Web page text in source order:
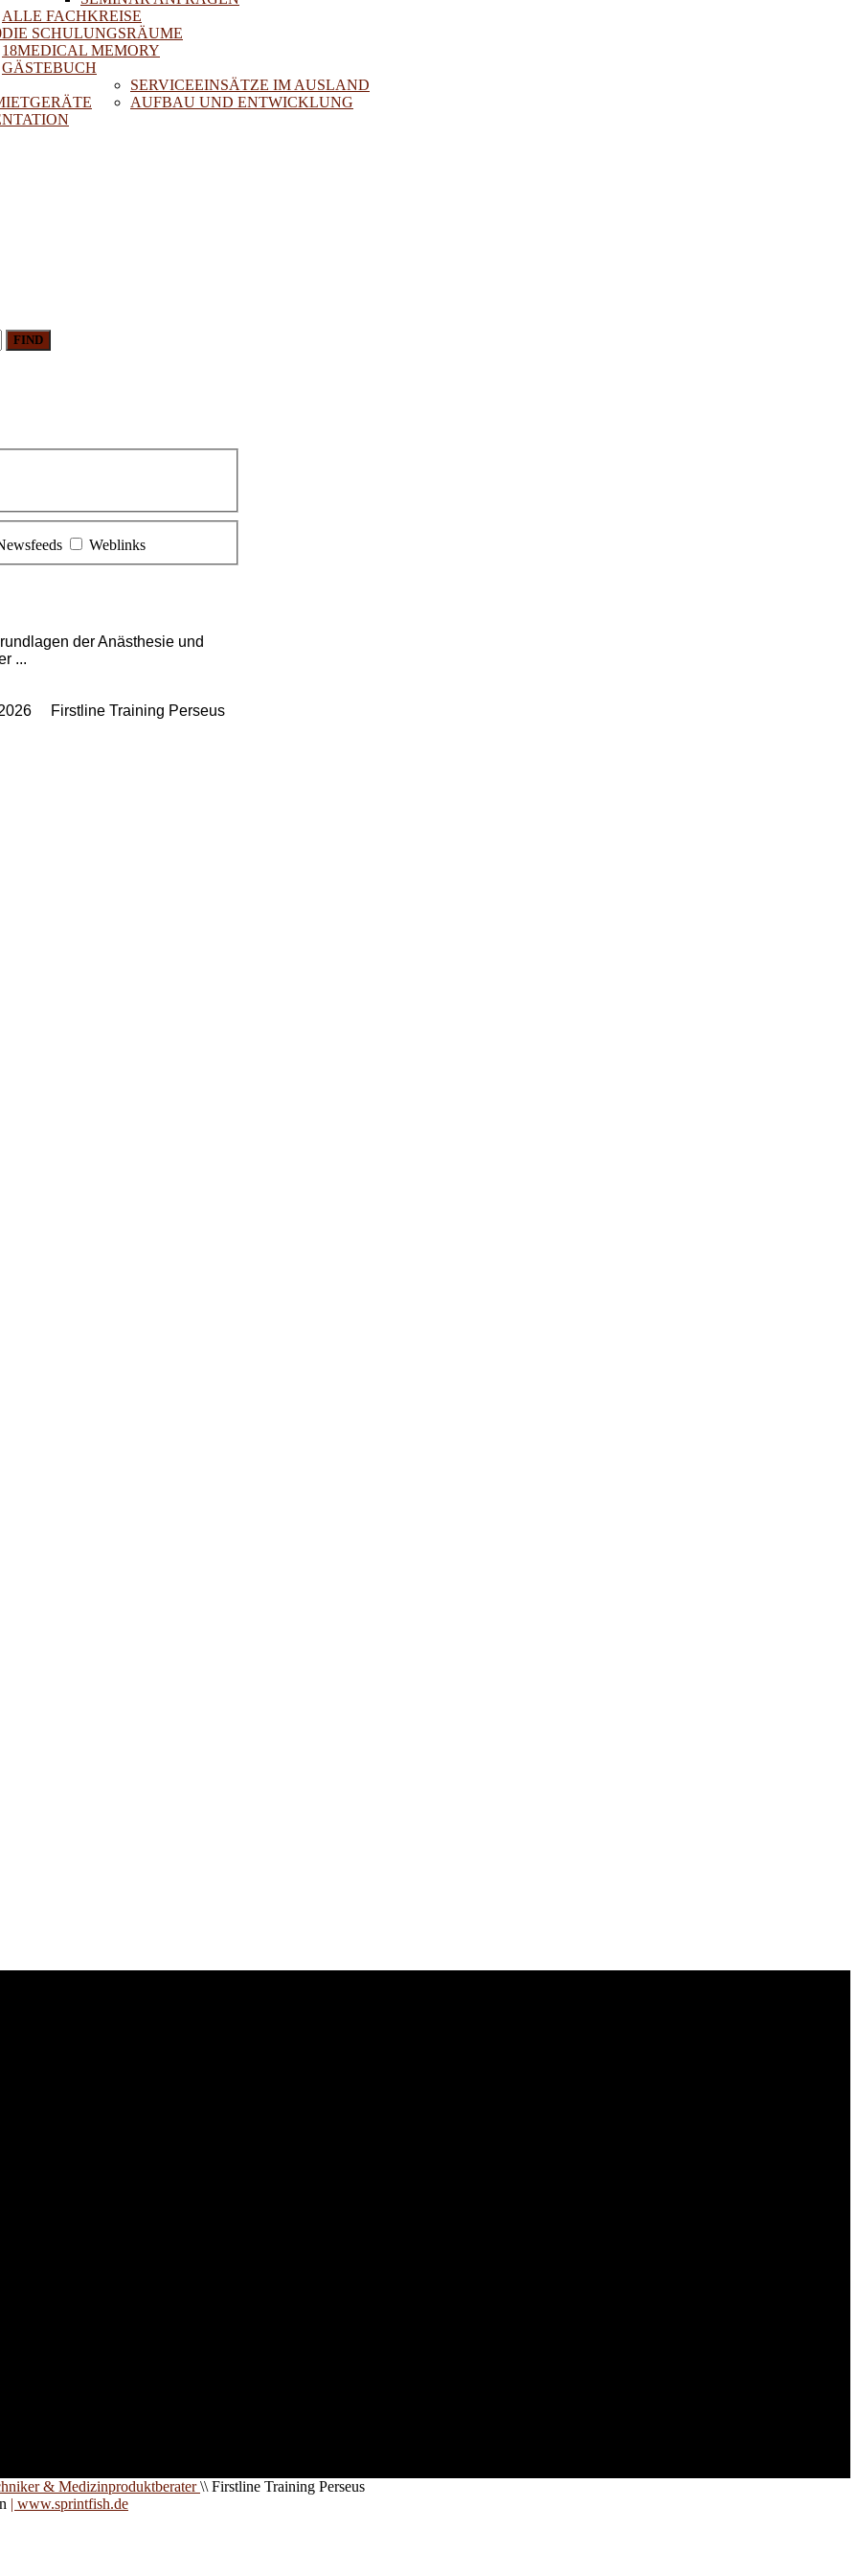
ALLE FACHKREISE
DIE SCHULUNGSRÄUME
18MEDICAL MEMORY
GÄSTEBUCH
SERVICEEINSÄTZE IM AUSLAND
AUFBAU UND ENTWICKLUNG
FIND
Weblinks
der Anästhesie und
...
Firstline Training Perseus
& Medizinproduktberater\\ Firstline Training Perseus
| www.sprintfish.de